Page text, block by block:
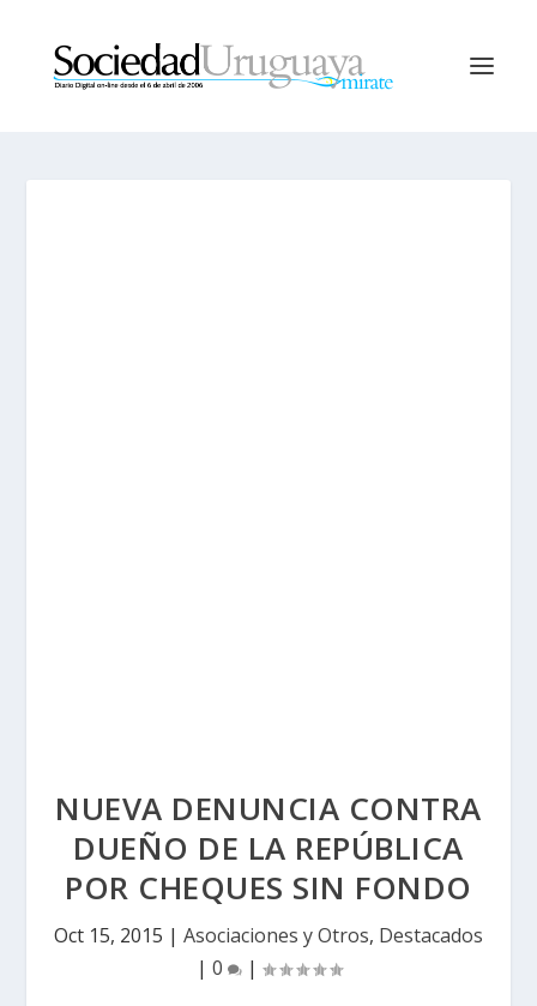
NUEVA DENUNCIA CONTRA
DUEÑO DE LA REPÚBLICA
POR CHEQUES SIN FONDO
Oct 15, 2015 | Asociaciones y Otros, Destacados
| 0 |